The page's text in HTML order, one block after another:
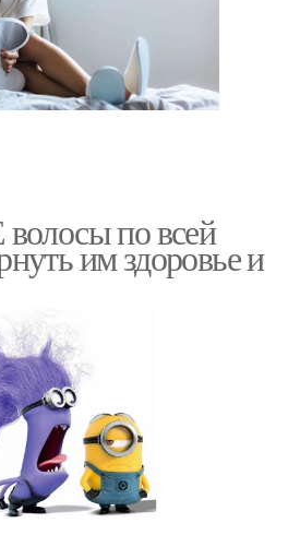
по всей
им здоровье и